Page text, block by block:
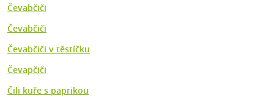
Čevabčiči
Čevabčiči
Čevabčiči v těstíčku
Čevapčiči
Čili kuře s paprikou